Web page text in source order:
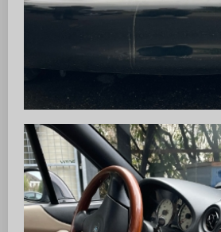
MX5 Club Zürisee
www.mx5-club-zuerisee.ch
info@mx5-club-zuerisee.ch
Über uns